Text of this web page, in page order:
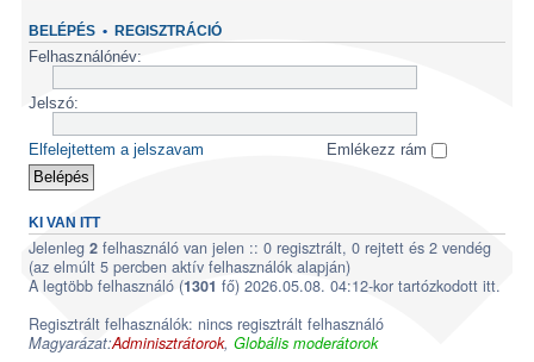
BELÉPÉS • REGISZTRÁCIÓ
Felhasználónév:
Jelszó:
Elfelejtettem a jelszavam Emlékezz rám
KI VAN ITT
Jelenleg2 felhasználó van jelen :: 0 regisztrált, 0 rejtett és 2 vendég
(az elmúlt 5 percben aktív felhasználók alapján)
A legtöbb felhasználó (1301 fő) 2026.05.08. 04:12-kor tartózkodott itt.
Regisztrált felhasználók: nincs regisztrált felhasználó
Magyarázat:Adminisztrátorok,Globális moderátorok